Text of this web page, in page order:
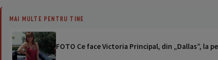
MAI MULTE PENTRU TINE
FOTO Ce face Victoria Principal, din „Dallas”, la